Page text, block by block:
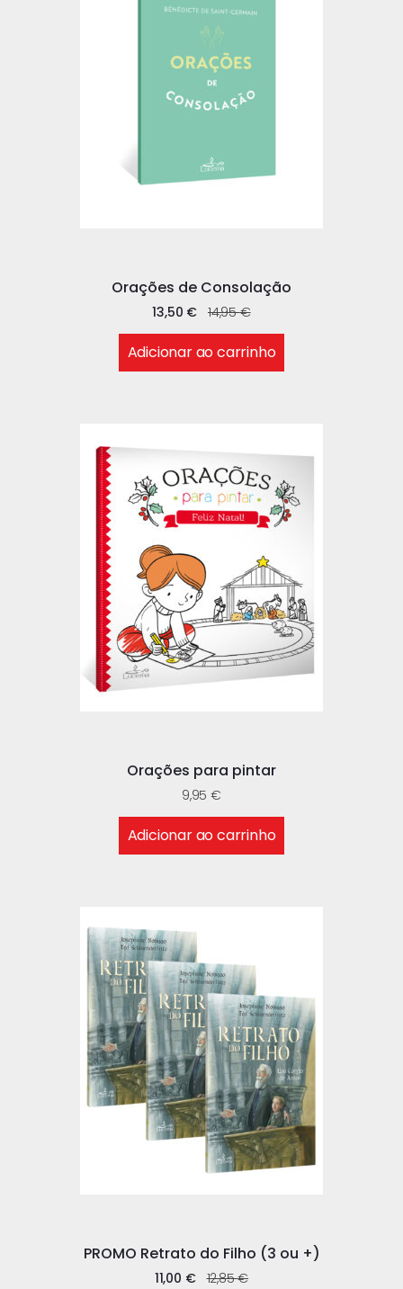
Orações de Consolação
14,95€
13,50 €
Adicionar ao carrinho
Orações para pintar
9,95€
Adicionar ao carrinho
PROMO Retrato do Filho (3 ou +)
12,85€
11,00 €